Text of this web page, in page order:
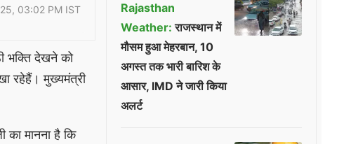
03:02 PM IST
भक्ति देखने को
रहेहैं। मुख्यमंत्री
का मानना है कि
Rajasthan
Weather: राजस्थान में
मौसम हुआ मेहरबान, 10
अगस्त तक भारी बारिश के
आसार, IMD ने जारी किया
अलर्ट